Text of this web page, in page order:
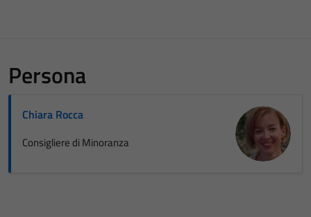
Persona
Chiara Rocca
Consigliere di Minoranza